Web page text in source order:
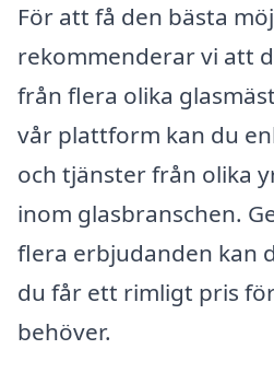
För att få den bästa
rekommenderar vi att
från flera olika
vår plattform kan du
och tjänster från olika
inom glasbranschen.
flera erbjudanden kan
du får ett rimligt pris
behöver.